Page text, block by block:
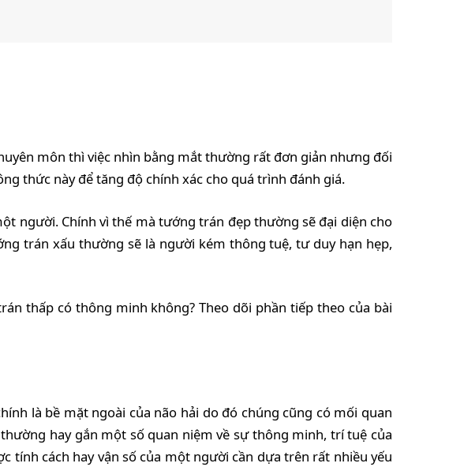
môn thì việc nhìn bằng mắt thường rất đơn giản nhưng đối
thức này để tăng độ chính xác cho quá trình đánh giá.
người. Chính vì thế mà tướng trán đẹp thường sẽ đại diện cho
trán xấu thường sẽ là người kém thông tuệ, tư duy hạn hẹp,
thấp có thông minh không? Theo dõi phần tiếp theo của bài
là bề mặt ngoài của não hải do đó chúng cũng có mối quan
hay gắn một số quan niệm về sự thông minh, trí tuệ của
tính cách hay vận số của một người cần dựa trên rất nhiều yếu